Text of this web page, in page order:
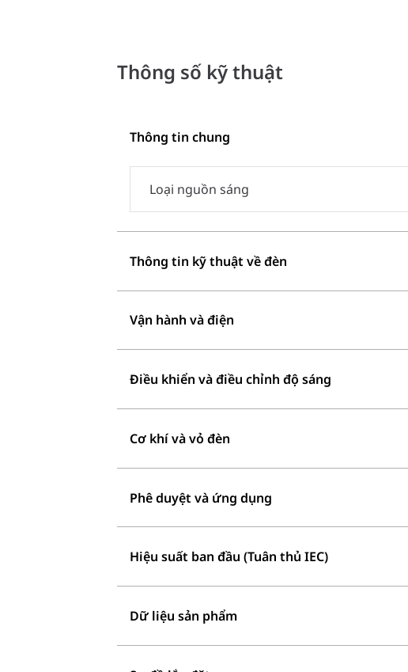
Thông số kỹ thuật
Thông tin chung
Loại nguồn sáng
Thông tin kỹ thuật về đèn
Vận hành và điện
Điều khiển và điều chỉnh độ sáng
Cơ khí và vỏ đèn
Phê duyệt và ứng dụng
Hiệu suất ban đầu (Tuân thủ IEC)
Dữ liệu sản phẩm